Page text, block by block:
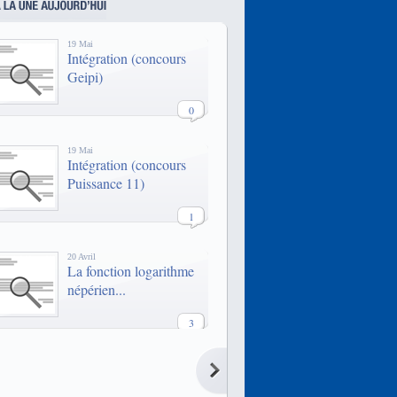
généralistes, 2 formations
apprentissage, toutes habilitées par
www.epf.fr/
L'institut Supérieur d'Electronique de
Paris est une école d'ingénieur
spécialisée dans l'informatique,
télécommunications.
19 Mai
Intégration (concours
Geipi)
0
19 Mai
Intégration (concours
Puissance 11)
1
20 Avril
La fonction logarithme
népérien...
3